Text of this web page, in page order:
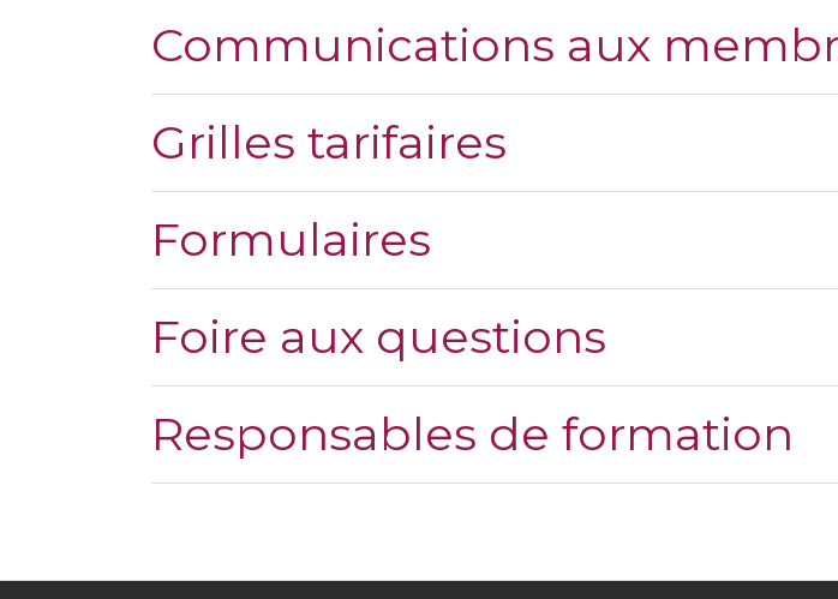
Communications aux
Grilles tarifaires
Formulaires
Foire aux questions
Responsables de formation